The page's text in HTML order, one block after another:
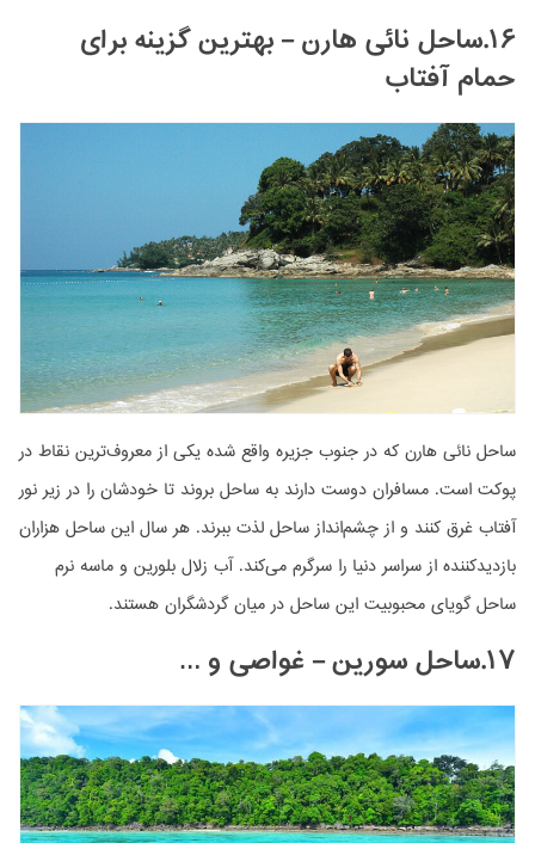
۱۶.ساحل نائی هارن – بهترین گزینه برای
حمام آفتاب
ساحل نائی هارن که در جنوب جزیره واقع شده یکی از معروف‌ترین نقاط در
پوکت است. مسافران دوست دارند به ساحل بروند تا خودشان را در زیر نور
آفتاب غرق کنند و از چشم‌انداز ساحل لذت ببرند. هر سال این ساحل هزاران
بازدیدکننده از سراسر دنیا را سرگرم می‌کند. آب زلال بلورین و ماسه نرم
ساحل گویای محبوبیت این ساحل در میان گردشگران هستند.
۱۷.ساحل سورین – غواصی و …